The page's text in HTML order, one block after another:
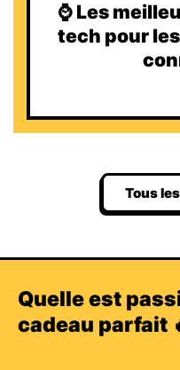
⌚️ Les
tech pour
Tous
Quelle est
cadeau parfait